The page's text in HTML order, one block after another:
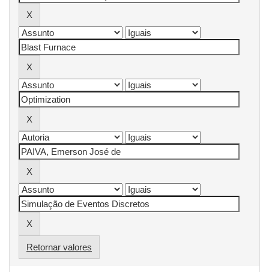
Retornar valores